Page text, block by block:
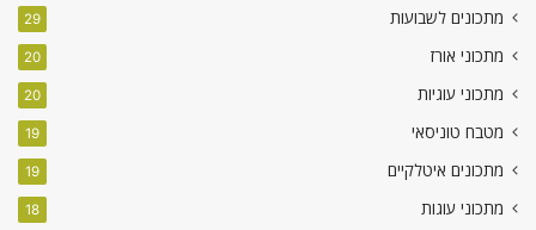
מתכונים לשבועות 29
מתכוני אורז 20
מתכוני עוגיות 20
מטבח טוניסאי 19
מתכונים איטלקיים 19
מתכוני עוגות 18